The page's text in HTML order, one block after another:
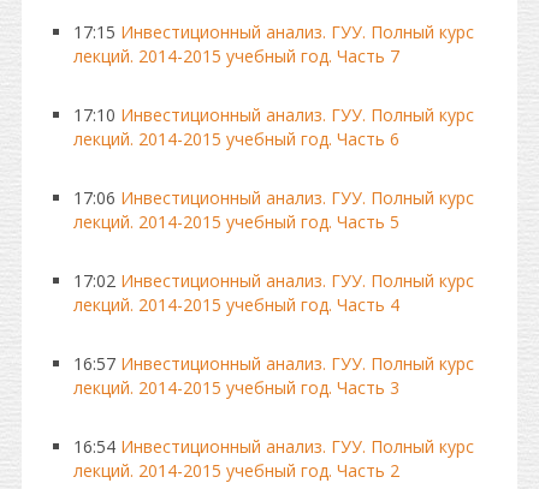
17:15 Инвестиционный анализ. ГУУ. Полный курс
лекций. 2014-2015 учебный год. Часть 7
17:10 Инвестиционный анализ. ГУУ. Полный курс
лекций. 2014-2015 учебный год. Часть 6
17:06 Инвестиционный анализ. ГУУ. Полный курс
лекций. 2014-2015 учебный год. Часть 5
17:02 Инвестиционный анализ. ГУУ. Полный курс
лекций. 2014-2015 учебный год. Часть 4
16:57 Инвестиционный анализ. ГУУ. Полный курс
лекций. 2014-2015 учебный год. Часть 3
16:54 Инвестиционный анализ. ГУУ. Полный курс
лекций. 2014-2015 учебный год. Часть 2